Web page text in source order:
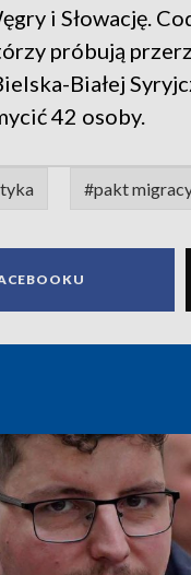
i Słowację.
próbują
Białej
42 osoby.
#pakt